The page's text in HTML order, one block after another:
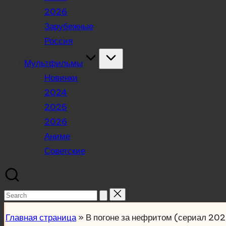
2026
Зарубежные
Россия
Мультфильмы
Новинки
2024
2025
2026
Аниме
Советские
Search
Главная страница» В погоне за нефритом (сериал